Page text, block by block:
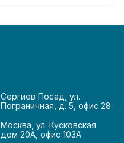
Сергиев Посад, ул.
Пограничная, д. 5, офис 28
Москва, ул. Кусковская
дом 20А, офис 103А